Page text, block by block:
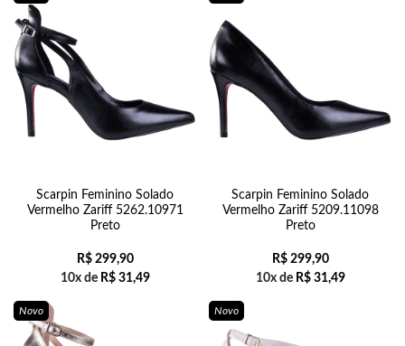
Scarpin Feminino Solado
Vermelho Zariff 5262.10971
Preto
R$299,90
10x de R$31,49
Scarpin Feminino Solado
Vermelho Zariff 5209.11098
Preto
R$299,90
10x de R$31,49
Novo Novo